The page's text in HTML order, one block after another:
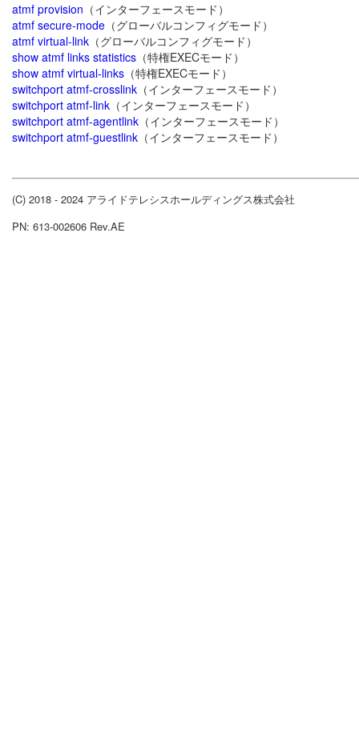
atmf provision （インターフェースモード）
atmf secure-mode （グローバルコンフィグモード）
atmf virtual-link （グローバルコンフィグモード）
show atmf links statistics （特権EXECモード）
show atmf virtual-links （特権EXECモード）
switchport atmf-crosslink （インターフェースモード）
switchport atmf-link （インターフェースモード）
switchport atmf-agentlink （インターフェースモード）
switchport atmf-guestlink （インターフェースモード）
(C) 2018 - 2024 アライドテレシスホールディングス株式会社
PN: 613-002606 Rev.AE